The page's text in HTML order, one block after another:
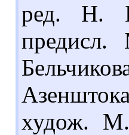
ред. Н.
худож.